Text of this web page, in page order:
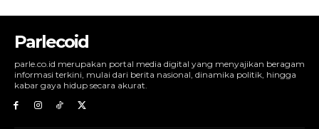
Parlecoid
parle.co.id merupakan portal media digital yang menyajikan beragam
informasi terkini, mulai dari berita nasional, dinamika politik, hingga
kabar gaya hidup secara akurat.